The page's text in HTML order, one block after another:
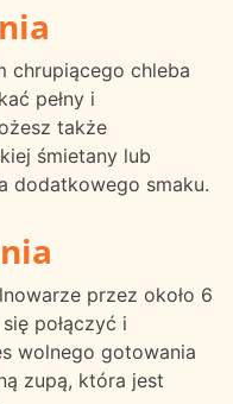
chrupiącego chleba
pełny i
także
śmietany lub
dodatkowego smaku.
przez około 6
połączyć i
wolnego gotowania
zupą, która jest